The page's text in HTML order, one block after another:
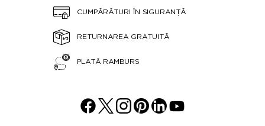
CUMPĂRĂTURI ÎN SIGURANȚĂ
RETURNAREA GRATUITĂ
PLATĂ RAMBURS